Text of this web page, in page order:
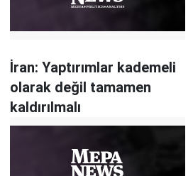
İran: Yaptırımlar kademeli
olarak değil tamamen
kaldırılmalı